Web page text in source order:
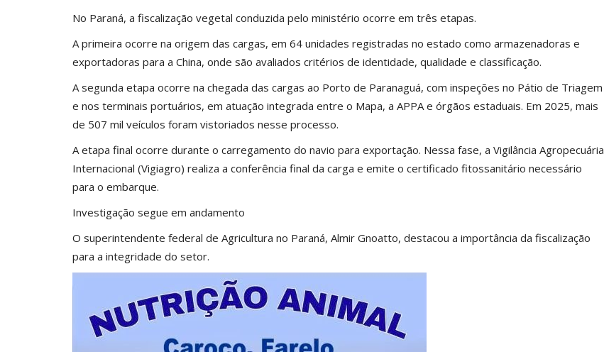
No Paraná, a fiscalização vegetal conduzida pelo ministério ocorre em três etapas.
A primeira ocorre na origem das cargas, em 64 unidades registradas no estado como armazenadoras e
exportadoras para a China, onde são avaliados critérios de identidade, qualidade e classificação.
A segunda etapa ocorre na chegada das cargas ao Porto de Paranaguá, com inspeções no Pátio de Triagem
e nos terminais portuários, em atuação integrada entre o Mapa, a APPA e órgãos estaduais. Em 2025, mais
de 507 mil veículos foram vistoriados nesse processo.
A etapa final ocorre durante o carregamento do navio para exportação. Nessa fase, a Vigilância Agropecuária
Internacional (Vigiagro) realiza a conferência final da carga e emite o certificado fitossanitário necessário
para o embarque.
Investigação segue em andamento
O superintendente federal de Agricultura no Paraná, Almir Gnoatto, destacou a importância da fiscalização
para a integridade do setor.